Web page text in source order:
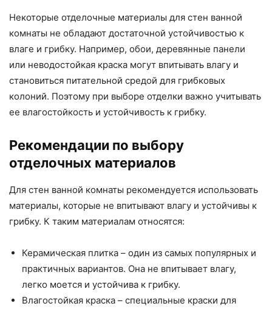
Некоторые отделочные материалы для стен ванной
комнаты не обладают достаточной устойчивостью к
влаге и грибку. Например, обои, деревянные панели
или неводостойкая краска могут впитывать влагу и
становиться питательной средой для грибковых
колоний. Поэтому при выборе отделки важно учитывать
ее влагостойкость и устойчивость к грибку.
Рекомендации по выбору
отделочных материалов
Для стен ванной комнаты рекомендуется использовать
материалы, которые не впитывают влагу и устойчивы к
грибку. К таким материалам относятся:
Керамическая плитка – один из самых популярных и
практичных вариантов. Она не впитывает влагу,
легко моется и устойчива к грибку.
Влагостойкая краска – специальные краски для